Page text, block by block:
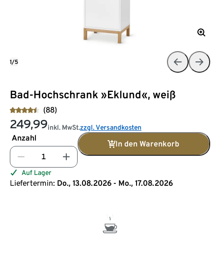
Bad-Hochschrank »Eklund«, weiß
(88)
249,99inkl. MwSt.zzgl. Versandkosten
Anzahl
In den Warenkorb
Auf Lager
Liefertermin: Do., 13.08.2026 - Mo., 17.08.2026
1/5